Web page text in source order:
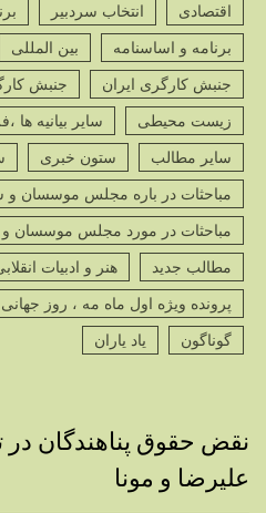
اقتصادی
انتخاب سردبیر
برنامه و اساسنامه
بین المللی
جنبش کارگری ایران
جنبش
زیست محیطی
سایر بیانیه ها
سایر مطالب
ستون خبری
مباحثات در باره مجلس موسسان
مباحثات در مورد مجلس موسسان و
مطالب جدید
هنر و ادبیات
پرونده ویژه اول ماه مه ، روز جهانی
گوناگون
یاد یاران
نقض حقوق پناهندگان در
علیرضا و مونا